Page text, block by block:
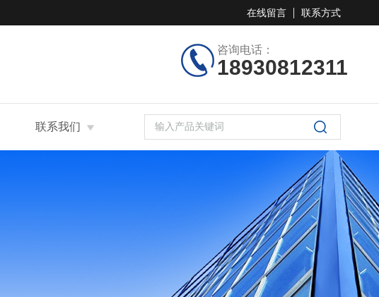
在线留言 联系方式
咨询电话：
18930812311
联系我们